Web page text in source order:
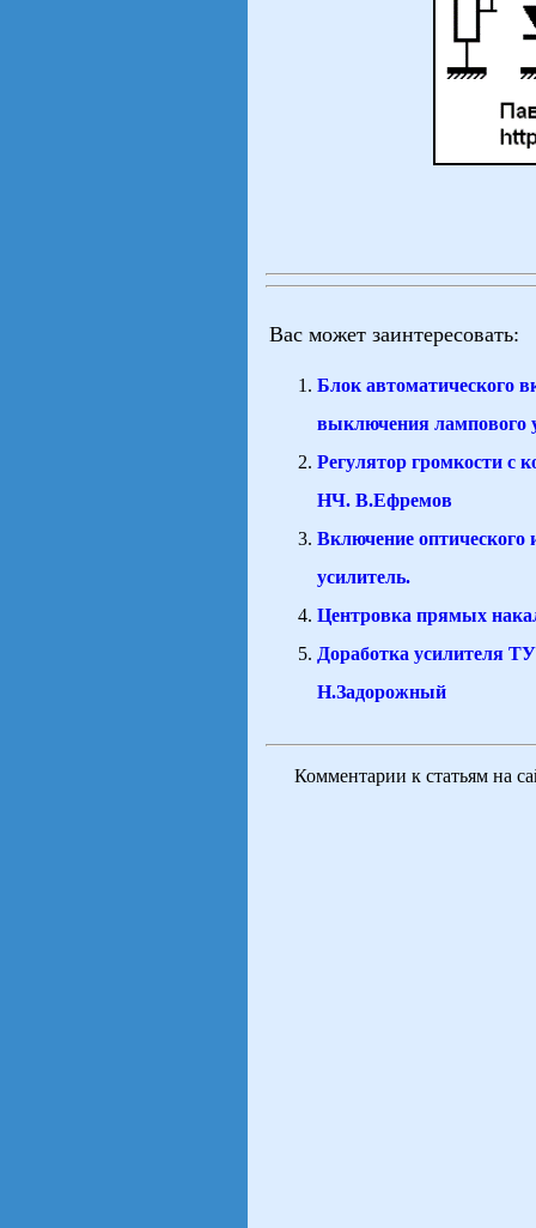
Вас может заинтересовать:
Блок автоматического
выключения лампового
Регулятор громкости с
НЧ. В.Ефремов
Включение оптического
усилитель.
Центровка прямых
Доработка усилителя
Н.Задорожный
Комментарии к статьям на